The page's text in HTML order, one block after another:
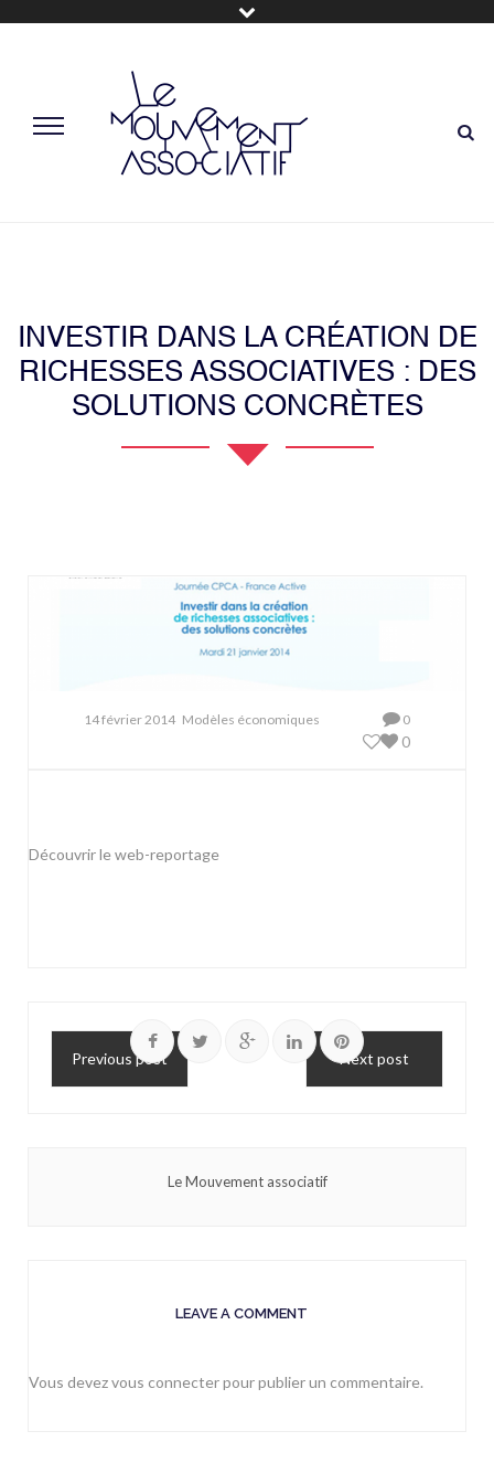
INVESTIR DANS LA CRÉATION DE
RICHESSES ASSOCIATIVES : DES
SOLUTIONS CONCRÈTES
14 février 2014 Modèles économiques 0
0
Découvrir le web-reportage
Previous post Next post
Le Mouvement associatif
LEAVE A COMMENT
Vous devezvous connecterpour publier un commentaire.